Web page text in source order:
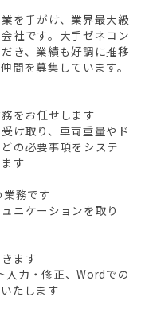
を手がけ、業界最大級
社です。大手ゼネコン
き、業績も好調に推移
間を募集しています。
をお任せします
け取り、車両重量やド
の必要事項をシステ
す
務です
ニケーションを取り
ます
入力・修正、Wordでの
たします